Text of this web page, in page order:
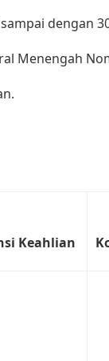
dengan
Menengah
Keahlian